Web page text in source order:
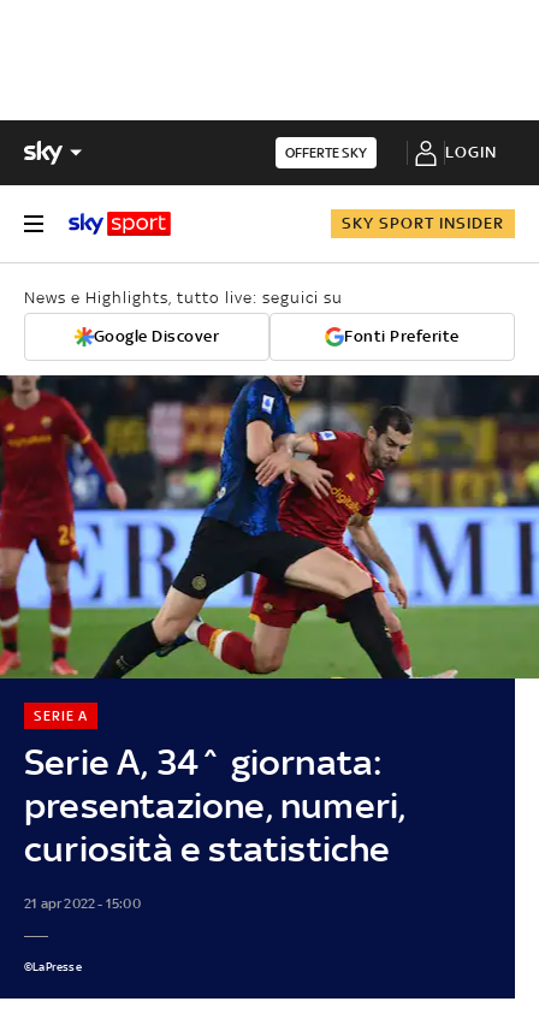
OFFERTE SKY LOGIN
SKY SPORT INSIDER
News e Highlights, tutto live: seguici su
Google Discover Fonti Preferite
Serie A, 34^ giornata:
presentazione, numeri,
curiosità e statistiche
SERIE A
21 apr 2022 - 15:00
©LaPresse